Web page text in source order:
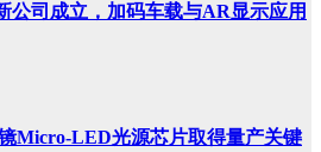
公司成立，加码车载与AR显示应用
Micro-LED光源芯片取得量产关键